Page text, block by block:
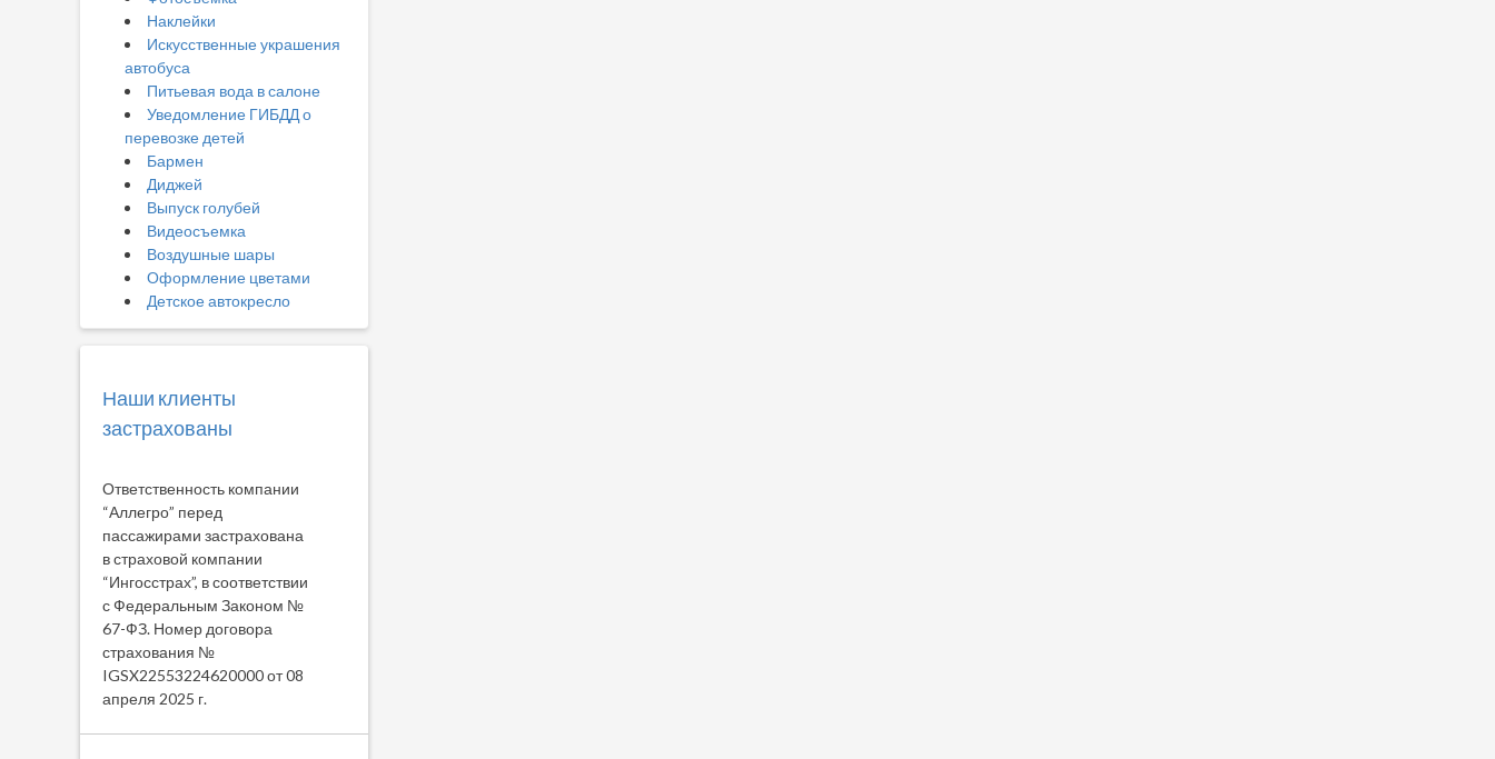
Наклейки
Искусственные украшения
автобуса
Питьевая вода в салоне
Уведомление ГИБДД о
перевозке детей
Бармен
Диджей
Выпуск голубей
Видеосъемка
Воздушные шары
Оформление цветами
Детское автокресло
Наши клиенты
застрахованы
Ответственность компании
“Аллегро” перед
пассажирами застрахована
в страховой компании
“Ингосстрах”, в соответствии
с Федеральным Законом №
67-ФЗ. Номер договора
страхования №
IGSX22553224620000 от 08
апреля 2025 г.